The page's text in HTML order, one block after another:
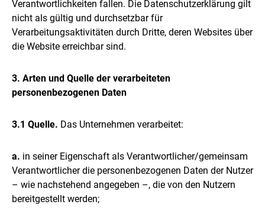
Verantwortlichkeiten fallen. Die Datenschutzerklärung gilt
nicht als gültig und durchsetzbar für
Verarbeitungsaktivitäten durch Dritte, deren Websites über
die Website erreichbar sind.
3. Arten und Quelle der verarbeiteten
personenbezogenen Daten
3.1 Quelle. Das Unternehmen verarbeitet:
a. in seiner Eigenschaft als Verantwortlicher/gemeinsam
Verantwortlicher die personenbezogenen Daten der Nutzer
– wie nachstehend angegeben –, die von den Nutzern
bereitgestellt werden;